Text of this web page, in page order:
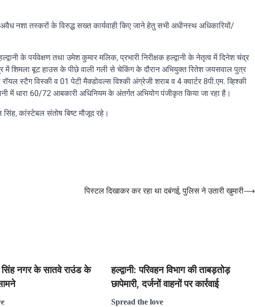
नशा तस्करों के विरुद्ध सख्त कार्यवाही किए जाने हेतु सभी अधीनस्थ अधिकारियों/
के पर्यवेक्षण तथा उमेश कुमार मलिक, प्रभारी निरीक्षक हल्द्वानी के नेतृत्व में दिनेश चंद्र
में शिमला बूट हाउस के पीछे वाली गली से चेकिंग के दौरान अभियुक्त रितेश जयसवाल पुत्र
स्टैग विस्की व 01 पेटी मैक्डोवल्स विश्की अंग्रेजी शराब व 4 क्वार्टर 8पी.एम. व्हिश्की
में धारा 60/72 आबकारी अधिनियम के अंतर्गत अभियोग पंजीकृत किया जा रहा है।
सिंह, कांस्टेबल संतोष बिष्ट मौजूद रहे।
पिस्टल दिखाकर कर रहा था दबंगई, पुलिस ने उतारी खुमारी⟶
नगर के सातवे राउंड के
हल्द्वानी: परिवहन विभाग की ताबड़तोड़
छापेमारी, दर्जनों वाहनों पर कार्रवाई
Spread the love